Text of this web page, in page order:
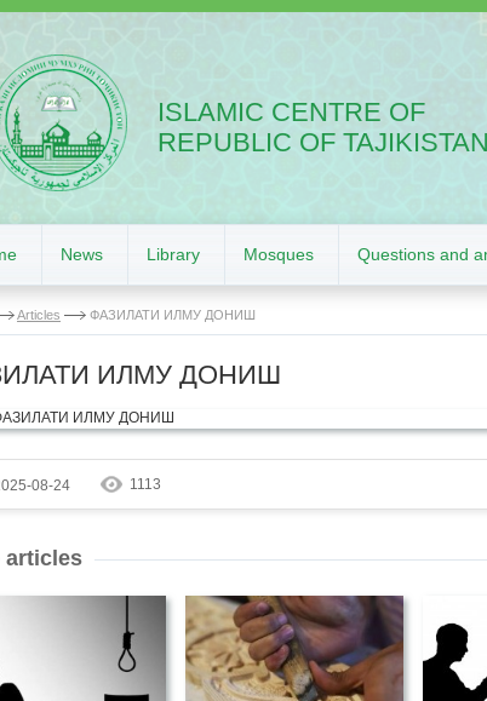
ISLAMIC CENTRE OF
REPUBLIC OF TAJIKISTAN
News Library Mosques Questions and
Articles ФАЗИЛАТИ ИЛМУ ДОНИШ
ИЛМУ ДОНИШ
08-24 1113
articles